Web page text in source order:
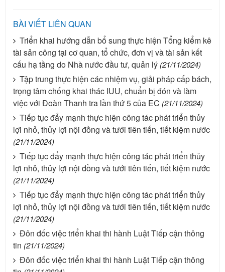
BÀI VIẾT LIÊN QUAN
Triển khai hướng dẫn bổ sung thực hiện Tổng kiểm kê
tài sản công tại cơ quan, tổ chức, đơn vị và tài sản kết
cấu hạ tầng do Nhà nước đầu tư, quản lý (21/11/2024)
Tập trung thực hiện các nhiệm vụ, giải pháp cấp bách,
trọng tâm chống khai thác IUU, chuẩn bị đón và làm
việc với Đoàn Thanh tra lần thứ 5 của EC (21/11/2024)
Tiếp tục đẩy mạnh thực hiện công tác phát triển thủy
lợi nhỏ, thủy lợi nội đồng và tưới tiên tiến, tiết kiệm nước
(21/11/2024)
Tiếp tục đẩy mạnh thực hiện công tác phát triển thủy
lợi nhỏ, thủy lợi nội đồng và tưới tiên tiến, tiết kiệm nước
(21/11/2024)
Tiếp tục đẩy mạnh thực hiện công tác phát triển thủy
lợi nhỏ, thủy lợi nội đồng và tưới tiên tiến, tiết kiệm nước
(21/11/2024)
Đôn đốc việc triển khai thi hành Luật Tiếp cận thông
tin (21/11/2024)
Đôn đốc việc triển khai thi hành Luật Tiếp cận thông